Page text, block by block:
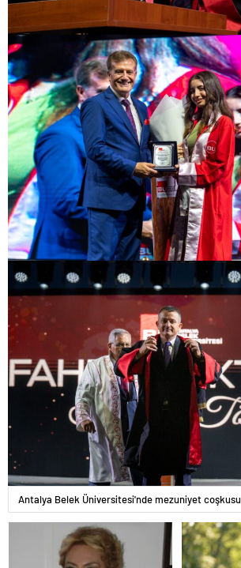
Antalya Belek Üniversitesi'nde mezuniyet coşkusu